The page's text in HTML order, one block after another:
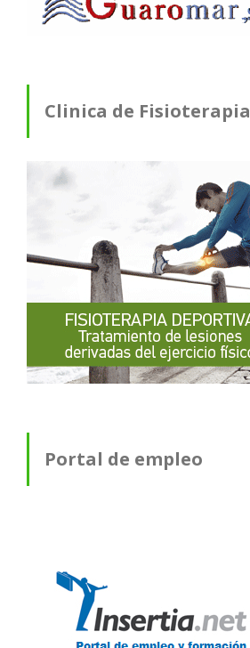
Clinica de Fisioterapia
Portal de empleo